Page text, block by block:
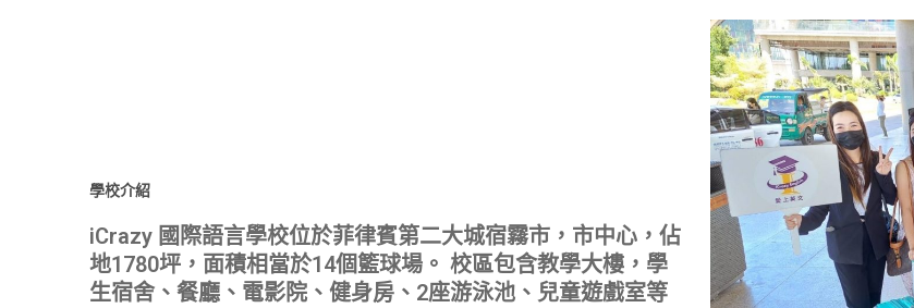
學校介紹
iCrazy 國際語言學校位於菲律賓第二大城宿霧市，市中心，佔
地1780坪，面積相當於14個籃球場。 校區包含教學大樓，學
生宿舍、餐廳、電影院、健身房、2座游泳池、兒童遊戲室等